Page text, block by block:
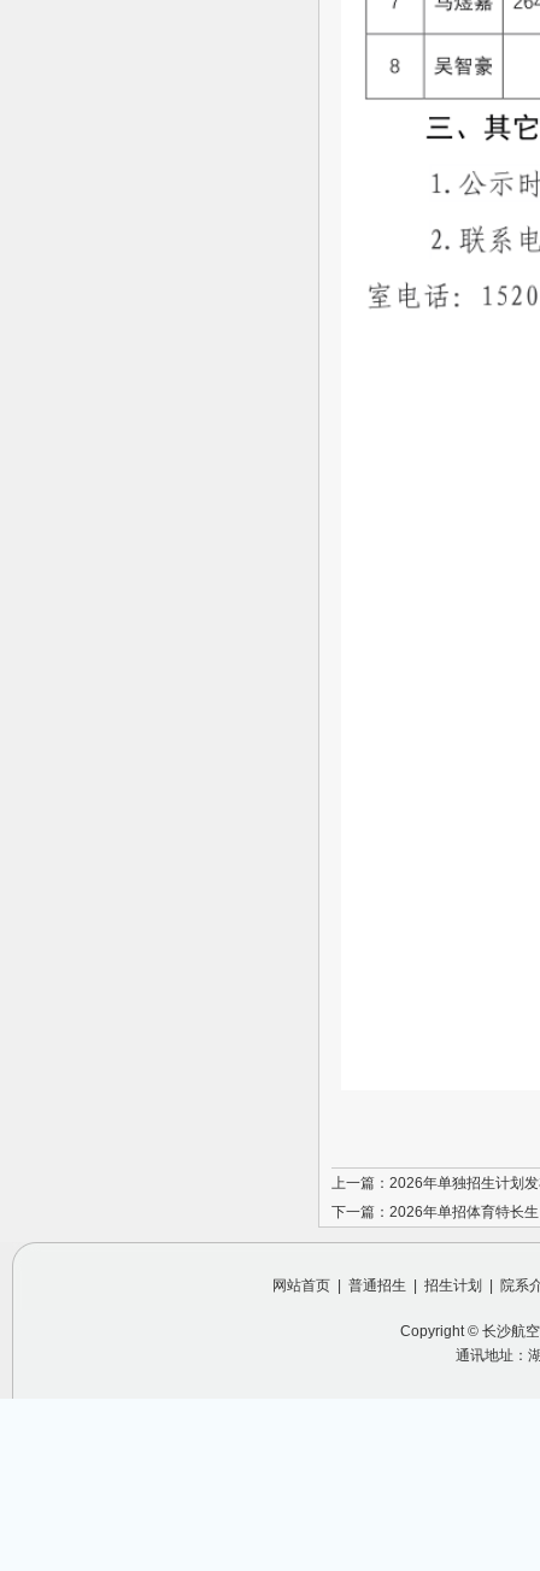
上一篇：2026年单独招生计划
下一篇：2026年单招体育特长
网站首页 普通招生 招生计划 院系
Copyright © 长沙航
通讯地址：